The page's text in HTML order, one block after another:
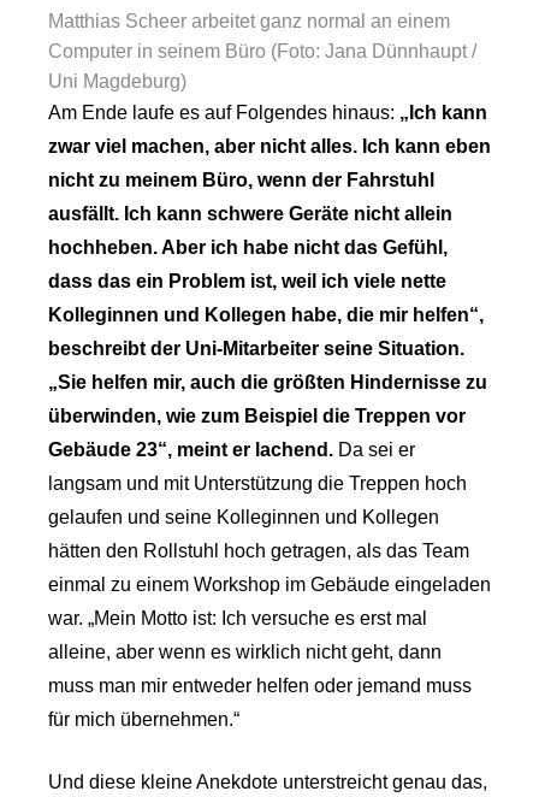
Matthias Scheer arbeitet ganz normal an einem
Computer in seinem Büro (Foto: Jana Dünnhaupt /
Uni Magdeburg)
Am Ende laufe es auf Folgendes hinaus: „Ich kann
zwar viel machen, aber nicht alles. Ich kann eben
nicht zu meinem Büro, wenn der Fahrstuhl
ausfällt. Ich kann schwere Geräte nicht allein
hochheben. Aber ich habe nicht das Gefühl,
dass das ein Problem ist, weil ich viele nette
Kolleginnen und Kollegen habe, die mir helfen“,
beschreibt der Uni-Mitarbeiter seine Situation.
„Sie helfen mir, auch die größten Hindernisse zu
überwinden, wie zum Beispiel die Treppen vor
Gebäude 23“, meint er lachend. Da sei er
langsam und mit Unterstützung die Treppen hoch
gelaufen und seine Kolleginnen und Kollegen
hätten den Rollstuhl hoch getragen, als das Team
einmal zu einem Workshop im Gebäude eingeladen
war. „Mein Motto ist: Ich versuche es erst mal
alleine, aber wenn es wirklich nicht geht, dann
muss man mir entweder helfen oder jemand muss
für mich übernehmen.“
Und diese kleine Anekdote unterstreicht genau das,